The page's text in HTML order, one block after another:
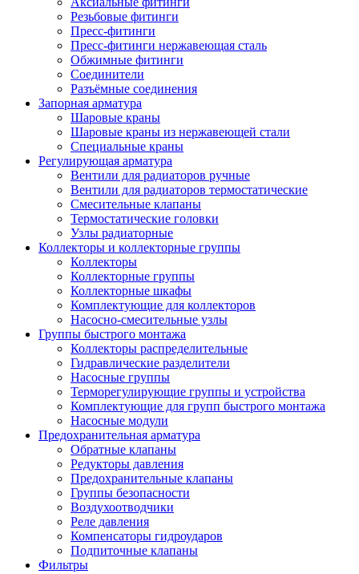
Резьбовые фитинги
Пресс-фитинги
Пресс-фитинги нержавеющая сталь
Обжимные фитинги
Соединители
Разъёмные соединения
Запорная арматура
Шаровые краны
Шаровые краны из нержавеющей стали
Специальные краны
Регулирующая арматура
Вентили для радиаторов ручные
Вентили для радиаторов термостатические
Смесительные клапаны
Термостатические головки
Узлы радиаторные
Коллекторы и коллекторные группы
Коллекторы
Коллекторные группы
Коллекторные шкафы
Комплектующие для коллекторов
Насосно-смесительные узлы
Группы быстрого монтажа
Коллекторы распределительные
Гидравлические разделители
Насосные группы
Терморегулирующие группы и устройства
Комплектующие для групп быстрого монтажа
Насосные модули
Предохранительная арматура
Обратные клапаны
Редукторы давления
Предохранительные клапаны
Группы безопасности
Воздухоотводчики
Реле давления
Компенсаторы гидроударов
Подпиточные клапаны
Фильтры